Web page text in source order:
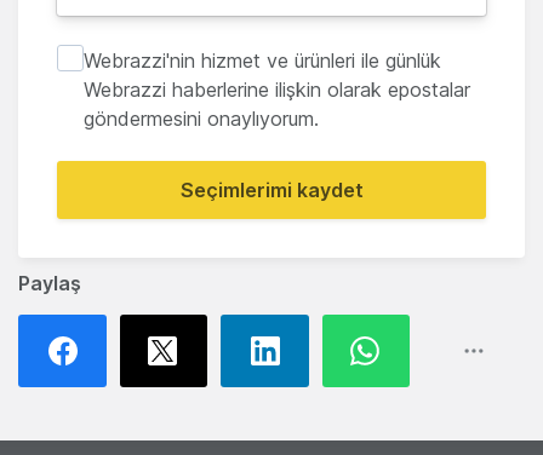
Paylaş
Webrazzi'nin hizmet ve ürünleri ile günlük
Webrazzi haberlerine ilişkin olarak epostalar
göndermesini onaylıyorum.
Seçimlerimi kaydet